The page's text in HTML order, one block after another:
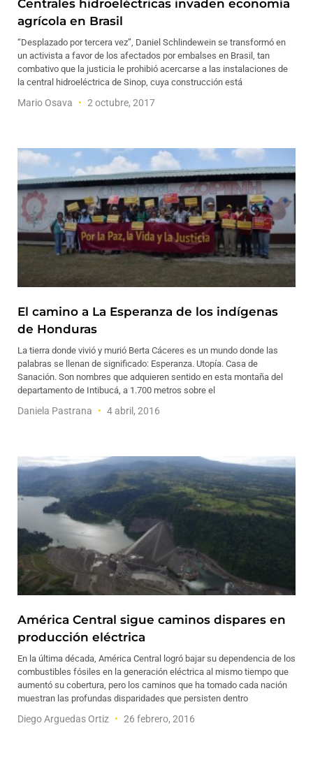
Centrales hidroeléctricas invaden economía
agrícola en Brasil
“Desplazado por tercera vez”, Daniel Schlindewein se transformó en
un activista a favor de los afectados por embalses en Brasil, tan
combativo que la justicia le prohibió acercarse a las instalaciones de
la central hidroeléctrica de Sinop, cuya construcción está
Mario Osava 2 octubre, 2017
El camino a La Esperanza de los indígenas
de Honduras
La tierra donde vivió y murió Berta Cáceres es un mundo donde las
palabras se llenan de significado: Esperanza. Utopía. Casa de
Sanación. Son nombres que adquieren sentido en esta montaña del
departamento de Intibucá, a 1.700 metros sobre el
Daniela Pastrana 4 abril, 2016
América Central sigue caminos dispares en
producción eléctrica
En la última década, América Central logró bajar su dependencia de los
combustibles fósiles en la generación eléctrica al mismo tiempo que
aumentó su cobertura, pero los caminos que ha tomado cada nación
muestran las profundas disparidades que persisten dentro
Diego Arguedas Ortiz 26 febrero, 2016